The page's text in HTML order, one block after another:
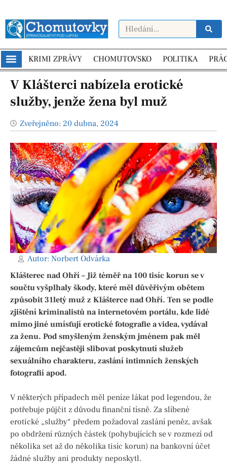
KRIMI ZPRÁVY CHOMUTOVSKO POLITIKA
V Klášterci nabízela erotické
služby, jenže žena byl muž
Zveřejněno: 20 dubna, 2024
Autor: Norbert Odvárka
Klášterec nad Ohří – Již téměř na 100 tisíc korun se v
součtu vyšplhaly škody, které měl důvěřivým obětem
způsobit 31letý muž z Klášterce nad Ohří. Ten se podle
zjištění kriminalistů na internetovém portálu, kde lidé
mimo jiné umísťují erotické fotografie a videa, vydával
za ženu. Pod smyšleným ženským jménem pak měl
zájemcům nejčastěji slibovat poskytnutí služeb
sexuálního charakteru, zaslání intimních ženských
fotografií apod.
V některých případech měl peníze lákat pod legendou, že
potřebuje půjčit z důvodu finanční tísně. Za slíbené
erotické „služby“ předem požadoval zaslání peněz, avšak
po obdržení různých částek (pohybujících se v rozmezí od
několika set až do několika tisíc korun) na bankovní účet
žádné služby ani produkty neposkytl.